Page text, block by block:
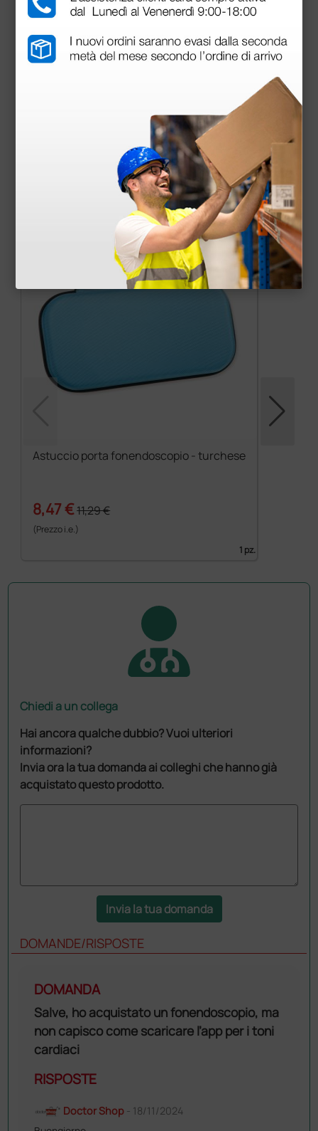
Download
Dichiarazione di conformità
Dichiarazione di conformità
Astuccio porta fonendoscopio - turchese
8,47 €11,29 €
(Prezzo i.e.)
1 pz.
più opzioni
Chiedi a un collega
Hai ancora qualche dubbio? Vuoi ulteriori
informazioni?
Invia ora la tua domanda ai colleghi che hanno già
acquistato questo prodotto.
Invia la tua domanda
DOMANDE/RISPOSTE
DOMANDA
Salve, ho acquistato un fonendoscopio, ma
non capisco come scaricare l’app per i toni
cardiaci
RISPOSTE
Doctor Shop- 18/11/2024